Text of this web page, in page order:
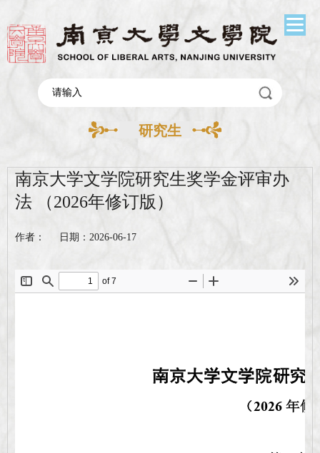
研究生
南京大学文学院研究生奖学金评审办
法 （2026年修订版）
作者： 日期：2026-06-17